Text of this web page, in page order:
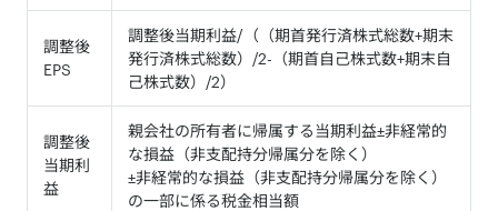
調整後
EPS
調整後当期利益/（（期首発行済株式総数+期末
発行済株式総数）/2-（期首自己株式数+期末自
己株式数）/2）
調整後
当期利
益
親会社の所有者に帰属する当期利益±非経常的
な損益（非支配持分帰属分を除く）
±非経常的な損益（非支配持分帰属分を除く）
の一部に係る税金相当額